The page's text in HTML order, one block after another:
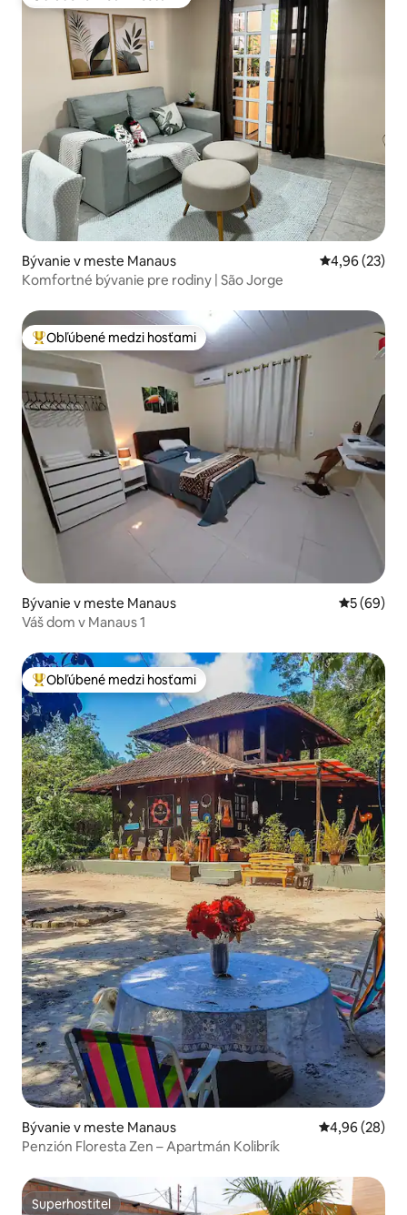
Bývanie v meste Manaus Priemerné
4,96 (23)
Komfortné bývanie pre rodiny | São Jorge
Najobľúbenejšie medzi hosťami
Obľúbené medzi hosťami
Bývanie v meste Manaus
5 (69)
Váš dom v Manaus 1
Najobľúbenejšie medzi hosťami
Obľúbené medzi hosťami
Bývanie v meste Manaus Priemerné
4,96 (28)
Penzión Floresta Zen – Apartmán Kolibrík
Superhostiteľ
Superhostiteľ